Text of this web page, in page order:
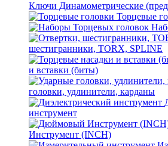
Ключи Динамометрические
Торцевые
шестигранники, TORX, SPLINE
и вставки (биты)
головки, удлинители, карданы
инструмент
Инструмент (INCH)